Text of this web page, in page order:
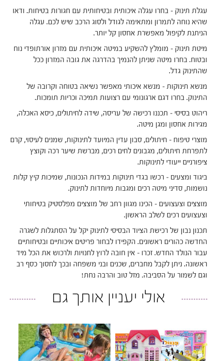
עגלת תינוק – בחרו עגלה איכותית ובטיחותית עם חגורות בטיחות. ודאו
שהיא נוחה לתמרון ומתאימה לגודל ולסוג הרכב שיש לכם. עגלה
הניתנת לקיפול מאפשרת אחסון קל יותר.
מיטת תינוק – מומלץ להשקיע במיטה איכותית עם מזרון אורתופדי נוח
ובטוח. בחרו מיטה שניתן להנמיך בהדרגה את גובה המזרון ככל
שהתינוק גדל.
מנשא תינוקות – מנשא איכותי מאפשר נשיאה בטוחה וקרובה של
התינוק. בחרו דגם ארגונומי עם רצועות תמיכה וכריות תומכות.
ריהוט בסיסי – תכננו רכישה של עריסה, שידה לחיתולים, כיסא האכלה,
מגירות אחסון ומגן מיטה.
מוצרי טיפוח – חיתולים, סבון עדין המיועד לתינוקות, שמנים לעיסוי, קרם
לתפרחת חיתולים, מגבונים לחים רכים, מברשת שיער רכה וקוצץ
ציפורניים ייעודי לתינוקות.
ביגוד ומצעים – רכשו בגדי תינוקות במידות הנכונות, שמיכות קיץ קלות
נושמות, סדיני מיטה רכים ומגבות מיוחדות לתינוק.
מוצצים וצעצועים – הכינו מגוון רחב של מוצצים מפלסטיק בטיחותי
וצעצועים רכים לשלב הראשון.
תכנון נבון של רכישת הציוד הבסיסי לתינוק יקל על הסתגלות לשגרה
החדשה כהורים ראשונים. הקפידו לבחור פריטים איכותיים ובטיחותיים
עבור הנולד החדש. זכרו – אין חובה לרוץ לחנויות ולרכוש את הכל מיד
ראשונה. ניתן לקבל מחברים, שכנים ובני משפחה ובכך לחסוך כסף רב
וגם לשמור על הסביבה. מזל טוב והרבה נחת!
אולי יעניין אותך גם